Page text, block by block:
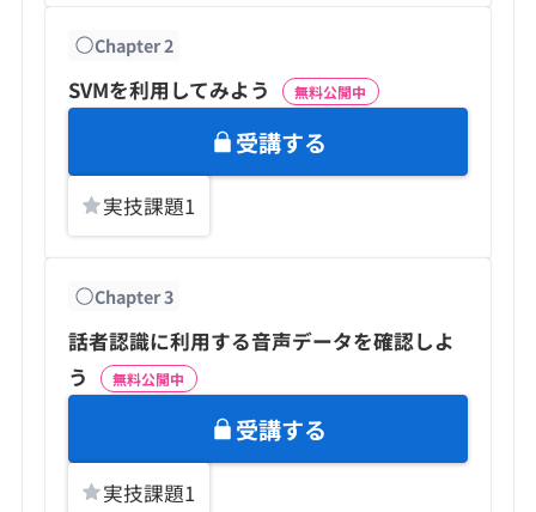
Chapter2
SVMを利用してみよう 無料公開中
受講する
実技課題1
Chapter3
話者認識に利用する音声データを確認しよ
う
無料公開中
受講する
実技課題1